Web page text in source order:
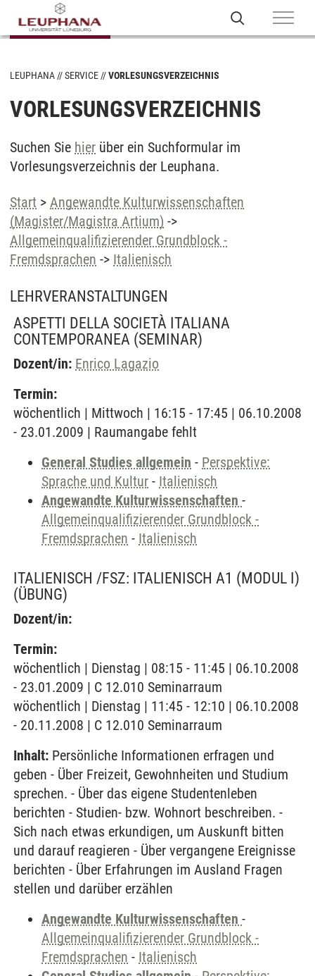
LEUPHANA SERVICE VORLESUNGSVERZEICHNIS
VORLESUNGSVERZEICHNIS
Suchen Sie hier über ein Suchformular im
Vorlesungsverzeichnis der Leuphana.
Start > Angewandte Kulturwissenschaften
(Magister/Magistra Artium) ->
Allgemeinqualifizierender Grundblock -
Fremdsprachen -> Italienisch
LEHRVERANSTALTUNGEN
ASPETTI DELLA SOCIETÀ ITALIANA
CONTEMPORANEA (SEMINAR)
Dozent/in: Enrico Lagazio
Termin:
wöchentlich | Mittwoch | 16:15 - 17:45 | 06.10.2008
- 23.01.2009 | Raumangabe fehlt
General Studies allgemein - Perspektive:
Sprache und Kultur - Italienisch
Angewandte Kulturwissenschaften -
Allgemeinqualifizierender Grundblock -
Fremdsprachen - Italienisch
ITALIENISCH /FSZ: ITALIENISCH A1 (MODUL I)
(ÜBUNG)
Dozent/in:
Termin:
wöchentlich | Dienstag | 08:15 - 11:45 | 06.10.2008
- 23.01.2009 | C 12.010 Seminarraum
wöchentlich | Dienstag | 11:45 - 12:10 | 06.10.2008
- 20.11.2008 | C 12.010 Seminarraum
Inhalt: Persönliche Informationen erfragen und
geben - Über Freizeit, Gewohnheiten und Studium
sprechen. - Über das eigene Studentenleben
berichten - Studien- bzw. Wohnort beschreiben. -
Sich nach etwas erkundigen, um Auskunft bitten
und darauf reagieren - Über vergangene Ereignisse
berichten - Über Erfahrungen im Ausland Fragen
stellen und darüber erzählen
Angewandte Kulturwissenschaften -
Allgemeinqualifizierender Grundblock -
Fremdsprachen - Italienisch